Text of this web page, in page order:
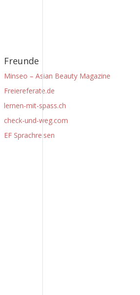
Freunde
Minseo – Asian Beauty Magazine
Freiereferate.de
lernen-mit-spass.ch
check-und-weg.com
EF Sprachreisen